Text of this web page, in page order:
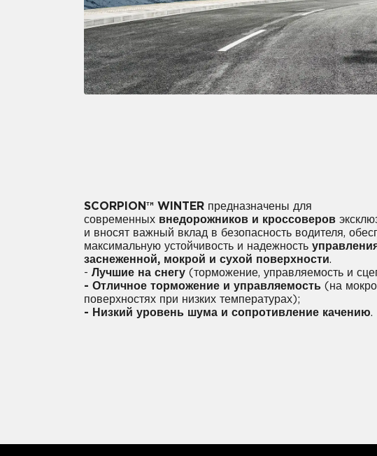
SCORPION™ WINTER предназначены для
современных внедорожников и кроссоверов
и вносят важный вклад в безопасность водителя,
максимальную устойчивость и надежность
заснеженной, мокрой и сухой поверхности.
- Лучшие на снегу (торможение, управляемость и
- Отличное торможение и управляемость (на
поверхностях при низких температурах);
- Низкий уровень шума и сопротивление качению.